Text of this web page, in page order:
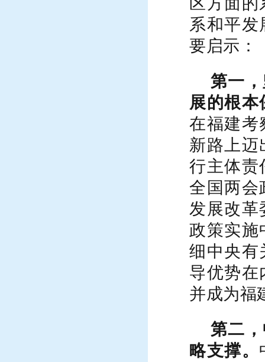
系和平
要启示：
第一
展的根本
在福建考
新路上迈
行主体责
全国两会
发展改革
政策实施
细中央有
导优势在
并成为福
第二
略支撑。